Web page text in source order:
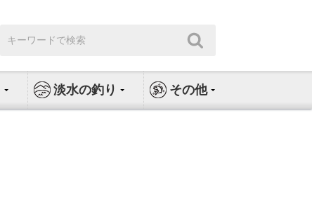
索:
淡水の釣り その他